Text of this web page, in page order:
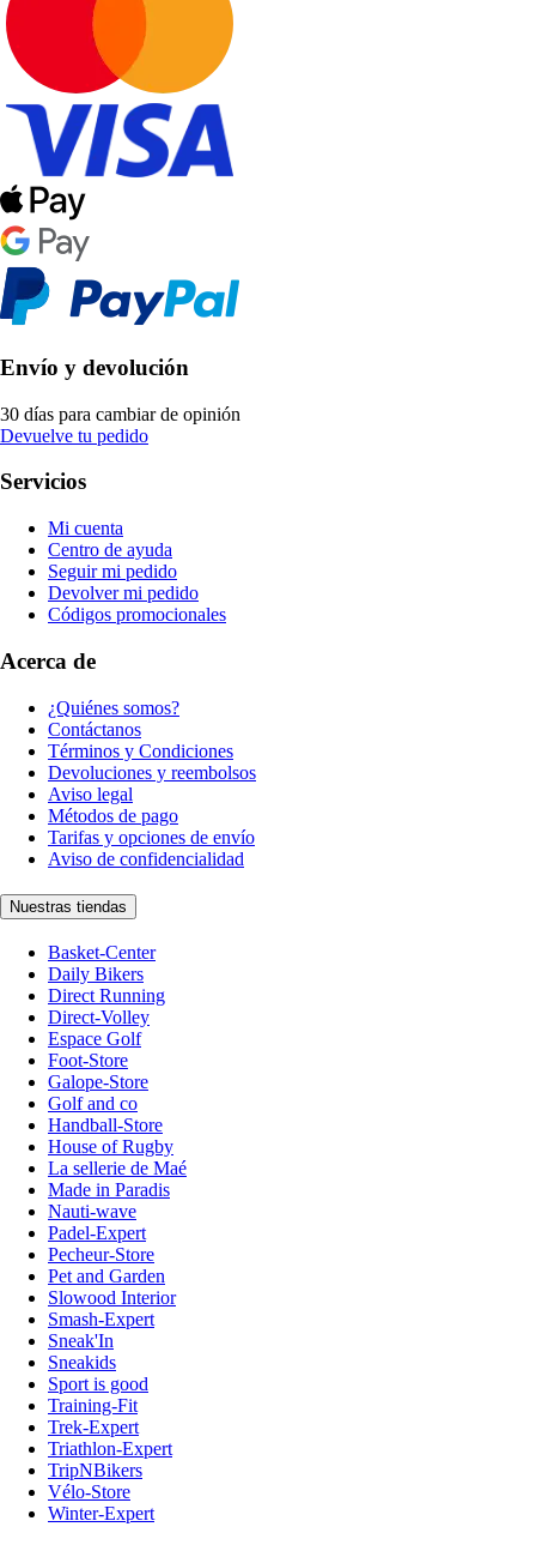
Envío y devolución
30 días para cambiar de opinión
Devuelve tu pedido
Servicios
Mi cuenta
Centro de ayuda
Seguir mi pedido
Devolver mi pedido
Códigos promocionales
Acerca de
¿Quiénes somos?
Contáctanos
Términos y Condiciones
Devoluciones y reembolsos
Aviso legal
Métodos de pago
Tarifas y opciones de envío
Aviso de confidencialidad
Nuestras tiendas
Basket-Center
Daily Bikers
Direct Running
Direct-Volley
Espace Golf
Foot-Store
Galope-Store
Golf and co
Handball-Store
House of Rugby
La sellerie de Maé
Made in Paradis
Nauti-wave
Padel-Expert
Pecheur-Store
Pet and Garden
Slowood Interior
Smash-Expert
Sneak'In
Sneakids
Sport is good
Training-Fit
Trek-Expert
Triathlon-Expert
TripNBikers
Vélo-Store
Winter-Expert